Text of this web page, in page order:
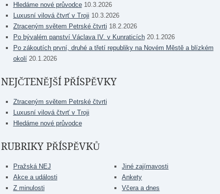
Hledáme nové průvodce 10.3.2026
Luxusní vilová čtvrť v Troji 10.3.2026
Ztraceným světem Petrské čtvrti 18.2.2026
Po bývalém panství Václava IV. v Kunraticích 20.1.2026
Po zákoutích první, druhé a třetí republiky na Novém Městě a blízkém
okolí 20.1.2026
NEJČTENĚJŠÍ PŘÍSPĚVKY
Ztraceným světem Petrské čtvrti
Luxusní vilová čtvrť v Troji
Hledáme nové průvodce
RUBRIKY PŘÍSPĚVKŮ
Pražská NEJ
Akce a události
Z minulosti
Jiné zajímavosti
Ankety
Včera a dnes